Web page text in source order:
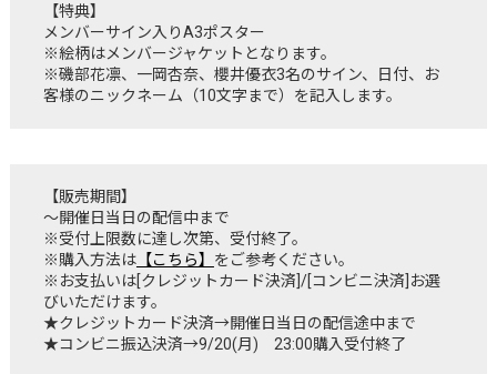
【特典】
メンバーサイン入りA3ポスター
※絵柄はメンバージャケットとなります。
※磯部花凛、一岡杏奈、櫻井優衣3名のサイン、日付、お
客様のニックネーム（10文字まで）を記入します。
【販売期間】
〜開催日当日の配信中まで
※受付上限数に達し次第、受付終了。
※購入方法は【こちら】 をご参考ください。
※お支払いは[クレジットカード決済]/[コンビニ決済]お選
びいただけます。
★クレジットカード決済→開催日当日の配信途中まで
★コンビニ振込決済→9/20(月) 23:00購入受付終了